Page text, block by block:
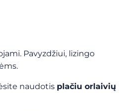
Pavyzdžiui, lizingo
naudotis plačiu orlaivių